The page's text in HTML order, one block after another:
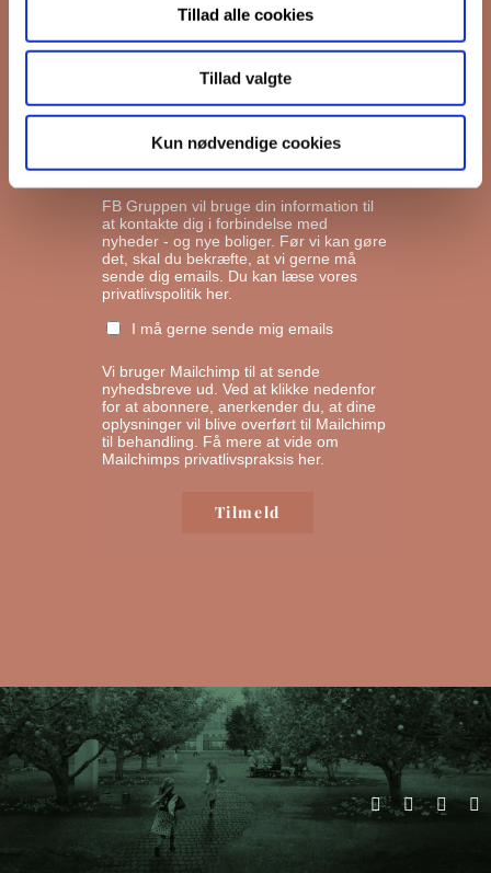
Tillad alle cookies
Tillad valgte
Kun nødvendige cookies
Interesseret i
Ejerboliger
Lejeboliger
Andelsboliger
Markedsføringstilladelse
FB Gruppen vil bruge din information til
at kontakte dig i forbindelse med
nyheder - og nye boliger. Før vi kan gøre
det, skal du bekræfte, at vi gerne må
sende dig emails. Du kan læse vores
privatlivspolitik her.
I må gerne sende mig emails
Vi bruger Mailchimp til at sende
nyhedsbreve ud. Ved at klikke nedenfor
for at abonnere, anerkender du, at dine
oplysninger vil blive overført til Mailchimp
til behandling. Få mere at vide om
Mailchimps privatlivspraksis her.